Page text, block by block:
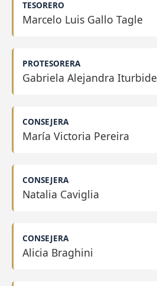
TESORERO
Marcelo Luis Gallo Tagle
PROTESORERA
Gabriela Alejandra Iturbide
CONSEJERA
María Victoria Pereira
CONSEJERA
Natalia Caviglia
CONSEJERA
Alicia Braghini